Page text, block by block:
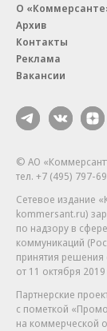
О
Архив
Контакты
Реклама
Вакансии
© АО
тел. +7 (495) 797-
Сетевое издание
kommersant.ru)
по надзору в
коммуникаций
принятия решения
от 11 октября 2019
Партнерские
с пометкой
на коммерческой